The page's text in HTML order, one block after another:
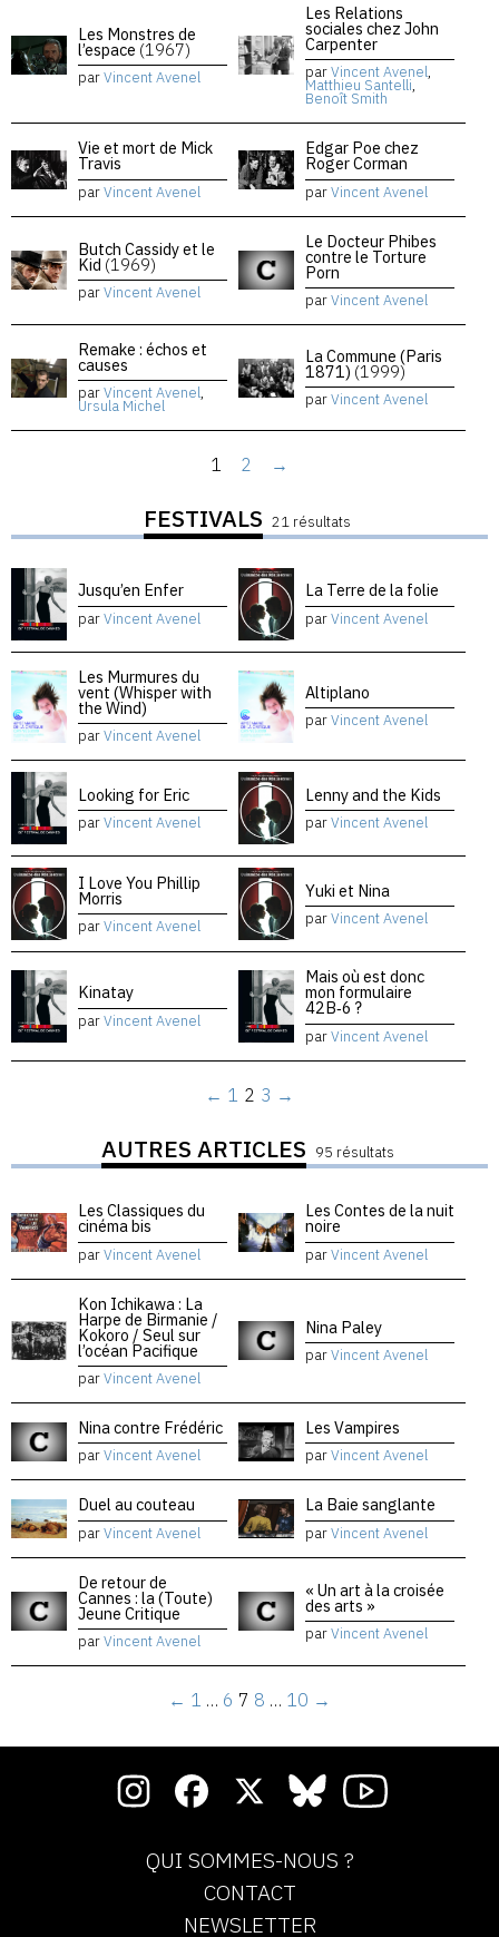
Les Monstres de
l’espace (1967)
parVincent Avenel
Les Relations
sociales chez John
Carpenter
parVincent Avenel,
Matthieu Santelli,
Benoît Smith
Vie et mort de Mick
Travis
parVincent Avenel
Edgar Poe chez
Roger Corman
parVincent Avenel
Butch Cassidy et le
Kid (1969)
parVincent Avenel
Le Docteur Phibes
contre le Torture
Porn
parVincent Avenel
Remake : échos et
causes
parVincent Avenel,
Ursula Michel
La Commune (Paris
1871) (1999)
parVincent Avenel
1 2 →
FESTIVALS 21 résultats
Jusqu’en Enfer
parVincent Avenel
La Terre de la folie
parVincent Avenel
Les Murmures du
vent (Whisper with
the Wind)
parVincent Avenel
Altiplano
parVincent Avenel
Looking for Eric
parVincent Avenel
Lenny and the Kids
parVincent Avenel
I Love You Phillip
Morris
parVincent Avenel
Yuki et Nina
parVincent Avenel
Kinatay
parVincent Avenel
Mais où est donc
mon formulaire
42B‑6 ?
parVincent Avenel
← 1 2 3 →
AUTRES ARTICLES 95 résultats
Les Classiques du
cinéma bis
parVincent Avenel
Les Contes de la nuit
noire
parVincent Avenel
Kon Ichikawa : La
Harpe de Birmanie /
Kokoro / Seul sur
l’océan Pacifique
parVincent Avenel
Nina Paley
parVincent Avenel
Nina contre Frédéric
parVincent Avenel
Les Vampires
parVincent Avenel
Duel au couteau
parVincent Avenel
La Baie sanglante
parVincent Avenel
De retour de
Cannes : la (Toute)
Jeune Critique
parVincent Avenel
« Un art à la croisée
des arts »
parVincent Avenel
← 1 … 6 7 8 … 10 →
QUI SOMMES-NOUS ?
CONTACT
NEWSLETTER